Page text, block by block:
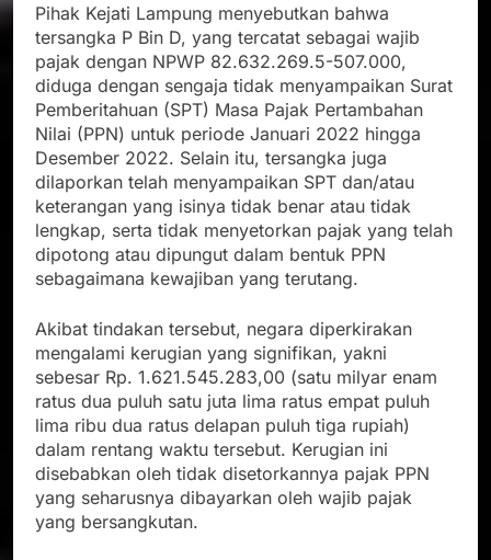
Pihak Kejati Lampung menyebutkan bahwa
tersangka P Bin D, yang tercatat sebagai wajib
pajak dengan NPWP 82.632.269.5-507.000,
diduga dengan sengaja tidak menyampaikan Surat
Pemberitahuan (SPT) Masa Pajak Pertambahan
Nilai (PPN) untuk periode Januari 2022 hingga
Desember 2022. Selain itu, tersangka juga
dilaporkan telah menyampaikan SPT dan/atau
keterangan yang isinya tidak benar atau tidak
lengkap, serta tidak menyetorkan pajak yang telah
dipotong atau dipungut dalam bentuk PPN
sebagaimana kewajiban yang terutang.
Akibat tindakan tersebut, negara diperkirakan
mengalami kerugian yang signifikan, yakni
sebesar Rp. 1.621.545.283,00 (satu milyar enam
ratus dua puluh satu juta lima ratus empat puluh
lima ribu dua ratus delapan puluh tiga rupiah)
dalam rentang waktu tersebut. Kerugian ini
disebabkan oleh tidak disetorkannya pajak PPN
yang seharusnya dibayarkan oleh wajib pajak
yang bersangkutan.